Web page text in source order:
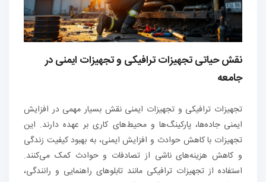
نقش حیاتی تجهیزات ترافیکی و تجهیزات ایمنی در
جامعه
تجهیزات ترافیکی و تجهیزات ایمنی نقش بسیار مهمی در افزایش
ایمنی جاده‌ها، پارکینگ‌ها و محیط‌های کاری بر عهده دارند. این
تجهیزات با کاهش حوادث و افزایش ایمنی، به بهبود کیفیت زندگی
و کاهش هزینه‌های ناشی از تصادفات و حوادث کمک می‌کنند.
استفاده از تجهیزات ترافیکی مانند تابلوهای راهنمایی و رانندگی،